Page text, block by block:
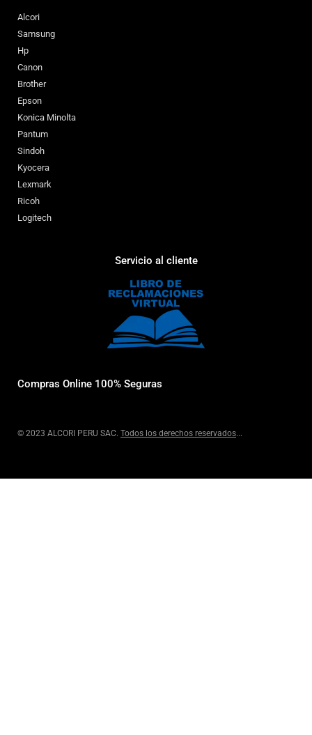
Alcori
Samsung
Hp
Canon
Brother
Epson
Konica Minolta
Pantum
Sindoh
Kyocera
Lexmark
Ricoh
Logitech
Servicio al cliente
Compras Online 100% Seguras
© 2023 ALCORI PERU SAC. Todos los derechos reservados...